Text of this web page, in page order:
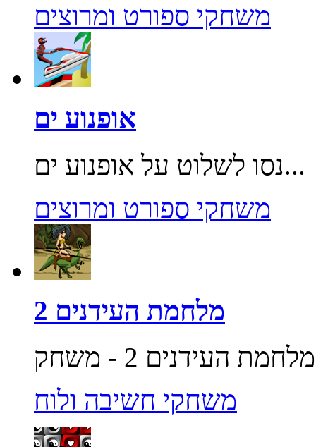
משחקי ספורט ומרוצים
אופנוע ים
נסו לשלוט על אופנוע ים...
משחקי ספורט ומרוצים
מלחמת העידנים 2
משחקי חשיבה ולוח